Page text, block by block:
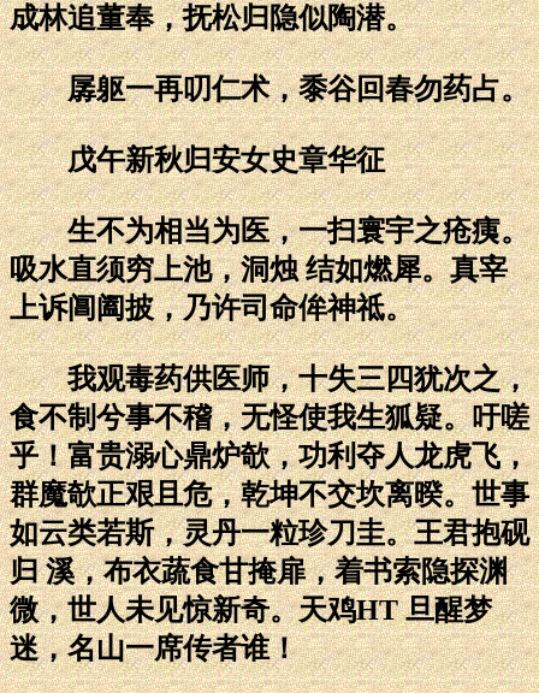
成林追董奉，抚松归隐似陶潜。
孱躯一再叨仁术，黍谷回春勿药占。
戊午新秋归安女史章华征
生不为相当为医，一扫寰宇之疮痍。
吸水直须穷上池，洞烛 结如燃犀。真宰
上诉阊阖披，乃许司命侔神祗。
我观毒药供医师，十失三四犹次之，
食不制兮事不稽，无怪使我生狐疑。吁嗟
乎！富贵溺心鼎炉欹，功利夺人龙虎飞，
群魔欹正艰且危，乾坤不交坎离暌。世事
如云类若斯，灵丹一粒珍刀圭。王君抱砚
归 溪，布衣蔬食甘掩扉，着书索隐探渊
微，世人未见惊新奇。天鸡HT 旦醒梦
迷，名山一席传者谁！